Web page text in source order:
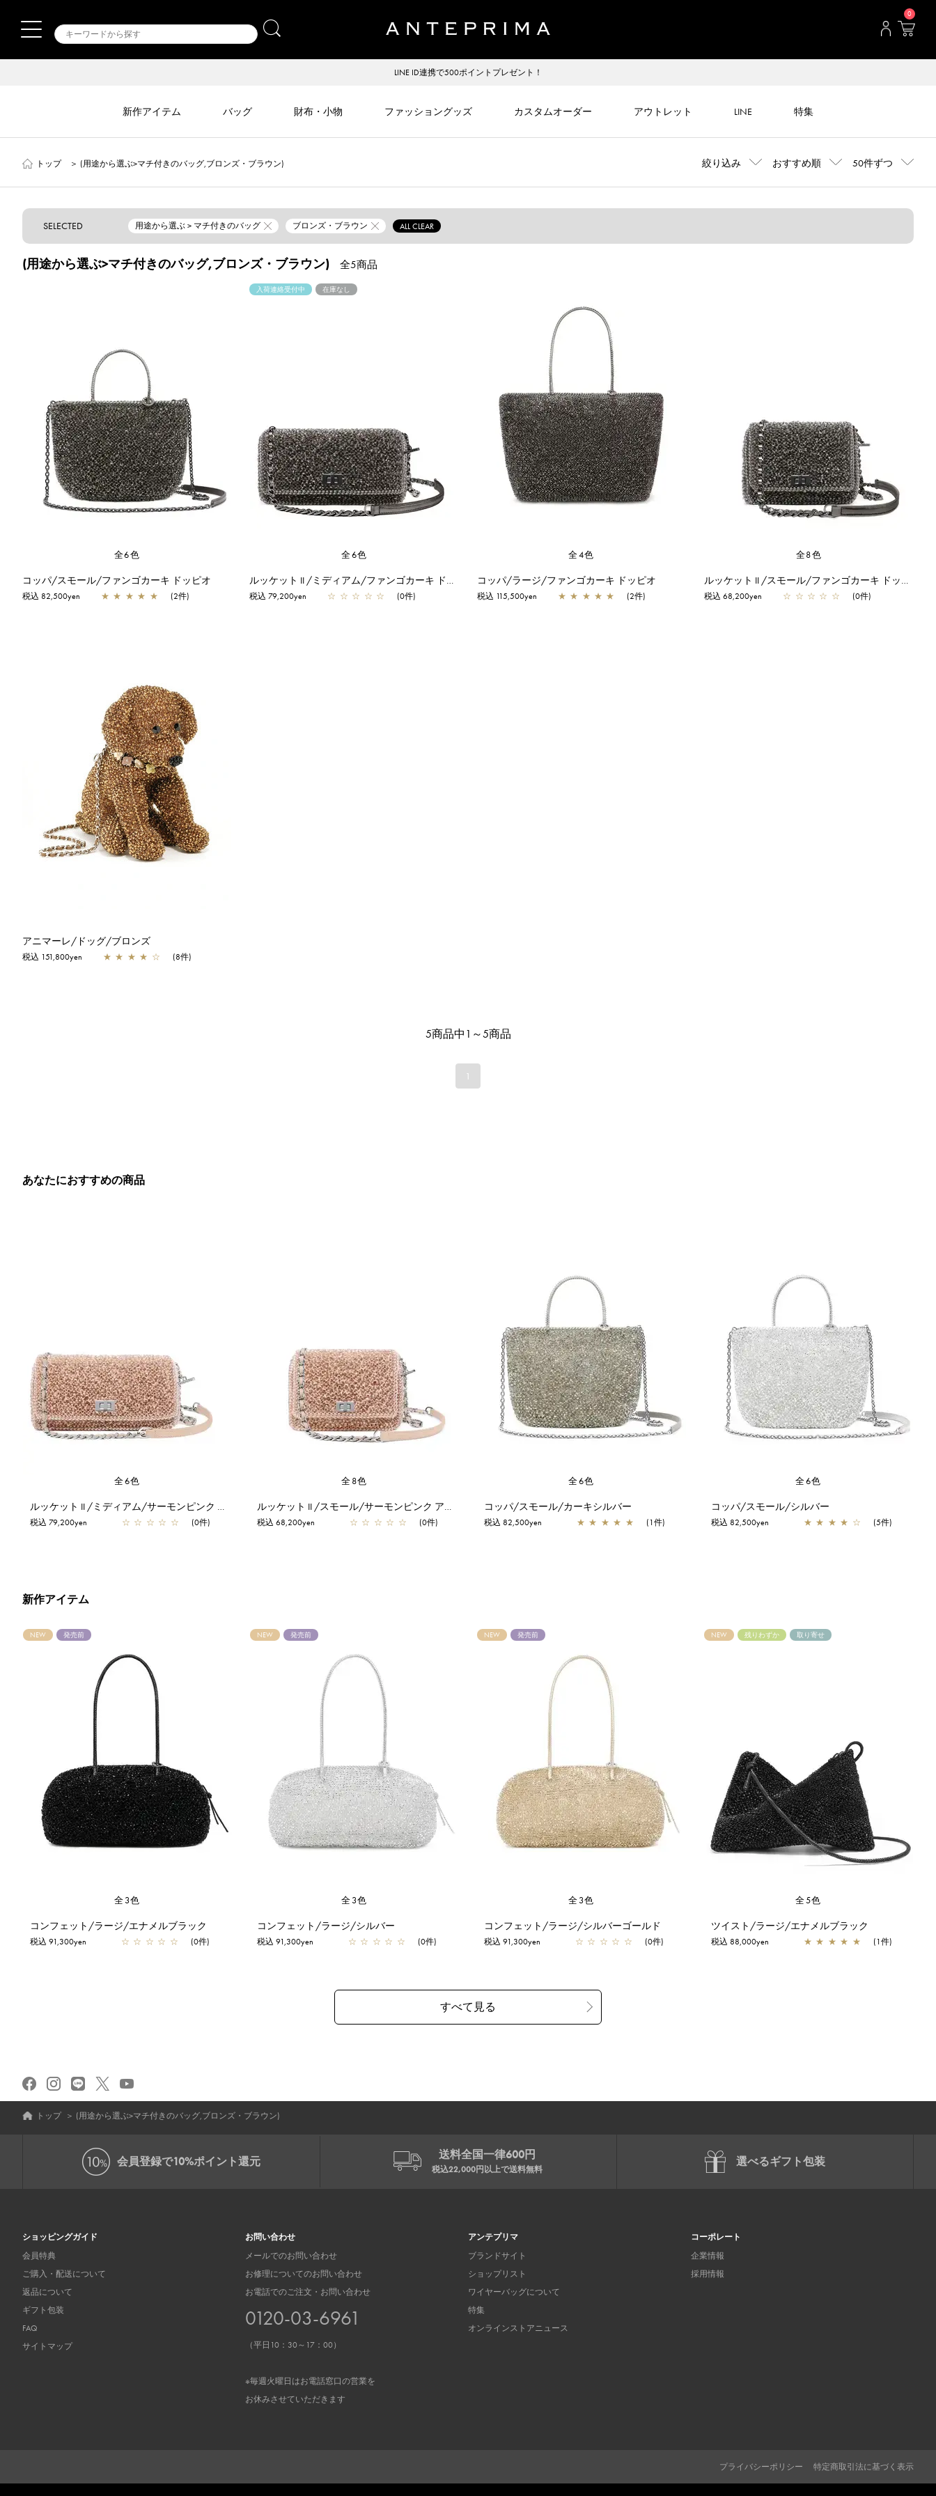
0
LINE ID連携で500ポイントプレゼント！
新作アイテム バッグ 財布・小物 ファッショングッズ カスタムオーダー アウトレット LINE 特集
トップ ＞ (用途から選ぶ>マチ付きのバッグ,ブロンズ・ブラウン) 絞り込み おすすめ順 50件ずつ
SELECTED 用途から選ぶ > マチ付きのバッグ ブロンズ・ブラウン ALL CLEAR
(用途から選ぶ>マチ付きのバッグ,ブロンズ・ブラウン) 全5商品
全6色
コッパ/スモール/ファンゴカーキ ドッピオ
税込 82,500yen ★ ★ ★ ★ ★ (2件)
入荷連絡受付中 在庫なし
全6色
ルッケット II /ミディアム/ファンゴカーキ ドッピオ
税込 79,200yen ☆ ☆ ☆ ☆ ☆ (0件)
全4色
コッパ/ラージ/ファンゴカーキ ドッピオ
税込 115,500yen ★ ★ ★ ★ ★ (2件)
全8色
ルッケット II /スモール/ファンゴカーキ ドッピオ
税込 68,200yen ☆ ☆ ☆ ☆ ☆ (0件)
アニマーレ/ドッグ/ブロンズ
税込 151,800yen ★ ★ ★ ★ ☆ (8件)
5商品中1～5商品
1
あなたにおすすめの商品
全6色
ルッケット II /ミディアム/サーモンピンク アルボルド
税込 79,200yen ☆ ☆ ☆ ☆ ☆ (0件)
全8色
ルッケット II /スモール/サーモンピンク アルボルド
税込 68,200yen ☆ ☆ ☆ ☆ ☆ (0件)
全6色
コッパ/スモール/カーキシルバー
税込 82,500yen ★ ★ ★ ★ ★ (1件)
全6色
コッパ/スモール/シルバー
税込 82,500yen ★ ★ ★ ★ ☆ (5件)
新作アイテム
NEW 発売前
全3色
コンフェット/ラージ/エナメルブラック
税込 91,300yen ☆ ☆ ☆ ☆ ☆ (0件)
NEW 発売前
全3色
コンフェット/ラージ/シルバー
税込 91,300yen ☆ ☆ ☆ ☆ ☆ (0件)
NEW 発売前
全3色
コンフェット/ラージ/シルバーゴールド
税込 91,300yen ☆ ☆ ☆ ☆ ☆ (0件)
NEW 残りわずか 取り寄せ
全5色
ツイスト/ラージ/エナメルブラック
税込 88,000yen ★ ★ ★ ★ ★ (1件)
トップ ＞ (用途から選ぶ>マチ付きのバッグ,ブロンズ・ブラウン)
会員登録で10%ポイント還元 送料全国一律600円
税込22,000円以上で送料無料
選べるギフト包装
ショッピングガイド
会員特典
ご購入・配送について
返品について
ギフト包装
FAQ
サイトマップ
お問い合わせ
メールでのお問い合わせ
お修理についてのお問い合わせ
お電話でのご注文・お問い合わせ
0120-03-6961
（平日10：30～17：00）
※毎週火曜日はお電話窓口の営業を
お休みさせていただきます
アンテプリマ
ブランドサイト
ショップリスト
ワイヤーバッグについて
特集
オンラインストアニュース
コーポレート
企業情報
採用情報
プライバシーポリシー 特定商取引法に基づく表示